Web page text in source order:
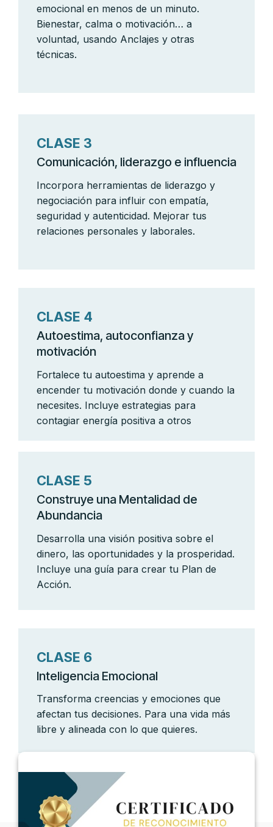
emocional en menos de un minuto.
Bienestar, calma o motivación… a
voluntad, usando Anclajes y otras
técnicas.
CLASE 3
Comunicación, liderazgo e influencia
Incorpora herramientas de liderazgo y
negociación para influir con empatía,
seguridad y autenticidad. Mejorar tus
relaciones personales y laborales.
CLASE 4
Autoestima, autoconfianza y
motivación
Fortalece tu autoestima y aprende a
encender tu motivación donde y cuando la
necesites. Incluye estrategias para
contagiar energía positiva a otros
CLASE 5
Construye una Mentalidad de
Abundancia
Desarrolla una visión positiva sobre el
dinero, las oportunidades y la prosperidad.
Incluye una guía para crear tu Plan de
Acción.
CLASE 6
Inteligencia Emocional
Transforma creencias y emociones que
afectan tus decisiones. Para una vida más
libre y alineada con lo que quieres.